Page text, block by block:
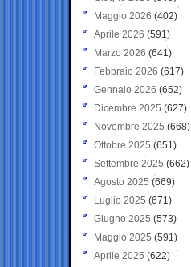
Maggio 2026 (402)
Aprile 2026 (591)
Marzo 2026 (641)
Febbraio 2026 (617)
Gennaio 2026 (652)
Dicembre 2025 (627)
Novembre 2025 (668)
Ottobre 2025 (651)
Settembre 2025 (662)
Agosto 2025 (669)
Luglio 2025 (671)
Giugno 2025 (573)
Maggio 2025 (591)
Aprile 2025 (622)